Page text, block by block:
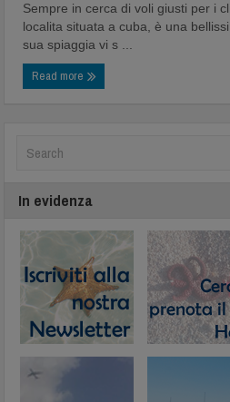
Sempre in cerca di voli giusti per i
localita situata a cuba, è una
sua spiaggia vi s ...
Read more
In evidenza